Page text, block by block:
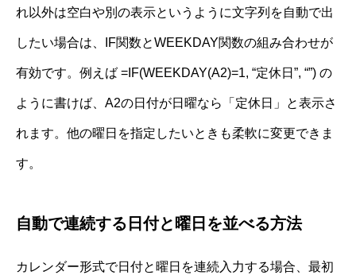
れ以外は空白や別の表示というように文字列を自動で出
したい場合は、IF関数とWEEKDAY関数の組み合わせが
有効です。例えば =IF(WEEKDAY(A2)=1, “定休日”, “”) の
ように書けば、A2の日付が日曜なら「定休日」と表示さ
れます。他の曜日を指定したいときも柔軟に変更できま
す。
自動で連続する日付と曜日を並べる方法
カレンダー形式で日付と曜日を連続入力する場合、最初